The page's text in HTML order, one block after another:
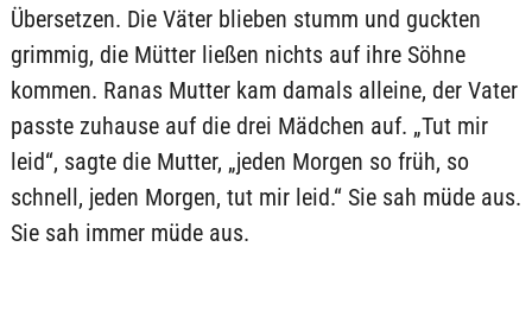
Übersetzen. Die Väter blieben stumm und guckten
grimmig, die Mütter ließen nichts auf ihre Söhne
kommen. Ranas Mutter kam damals alleine, der Vater
passte zuhause auf die drei Mädchen auf. „Tut mir
leid“, sagte die Mutter, „jeden Morgen so früh, so
schnell, jeden Morgen, tut mir leid.“ Sie sah müde aus.
Sie sah immer müde aus.